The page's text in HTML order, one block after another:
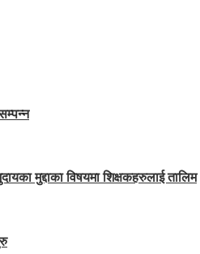
मुद्दाका विषयमा शिक्षकहरुलाई तालिम